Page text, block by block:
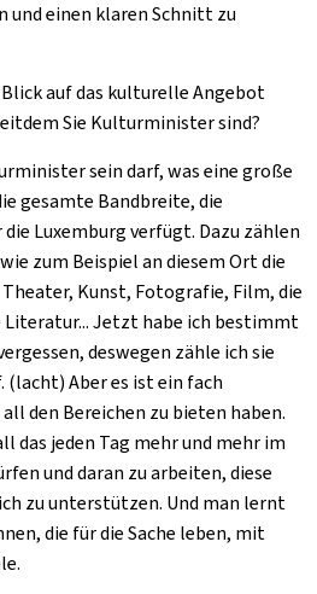
und einen klaren Schnitt zu
auf das kulturelle Angebot
Sie Kulturminister sind?
sein darf, was eine große
gesamte Bandbreite, die
Luxemburg verfügt. Dazu zählen
zum Beispiel an diesem Ort die
Kunst, Fotografie, Film, die
Literatur... Jetzt habe ich bestimmt
deswegen zähle ich sie
Aber es ist ein fach
den Bereichen zu bieten haben.
das jeden Tag mehr und mehr im
und daran zu arbeiten, diese
zu unterstützen. Und man lernt
die für die Sache leben, mit